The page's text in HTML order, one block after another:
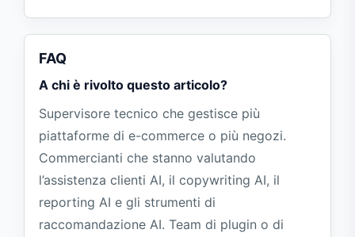
FAQ
A chi è rivolto questo articolo?
Supervisore tecnico che gestisce più
piattaforme di e-commerce o più negozi.
Commercianti che stanno valutando
l’assistenza clienti AI, il copywriting AI, il
reporting AI e gli strumenti di
raccomandazione AI. Team di plugin o di